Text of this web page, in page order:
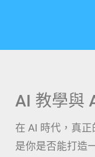
AI 教學與
在 AI 時代，真
是你是否能打造